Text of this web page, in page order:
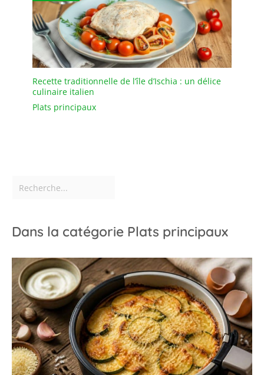
Recette traditionnelle de l’île d’Ischia : un délice
culinaire italien
Plats principaux
Dans la catégorie Plats principaux